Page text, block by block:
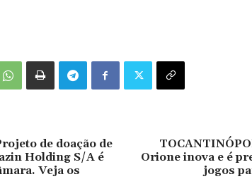
de doação de
Holding S/A é
Veja os
Orione inova e é
jogos